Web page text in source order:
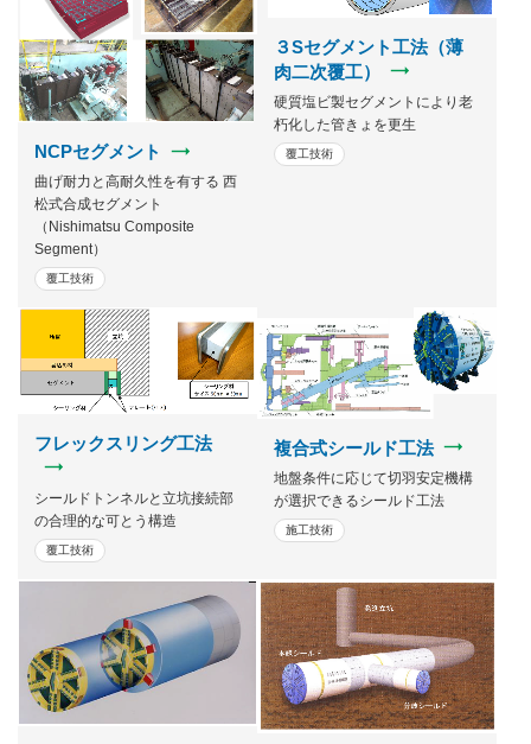
NCPセグメント
曲げ耐力と高耐久性を有する 西
松式合成セグメント
（Nishimatsu Composite
Segment）
覆工技術
３Sセグメント工法（薄
肉二次覆工）
硬質塩ビ製セグメントにより老
朽化した管きょを更生
覆工技術
フレックスリング工法
シールドトンネルと立坑接続部
の合理的な可とう構造
覆工技術
複合式シールド工法
地盤条件に応じて切羽安定機構
が選択できるシールド工法
施工技術